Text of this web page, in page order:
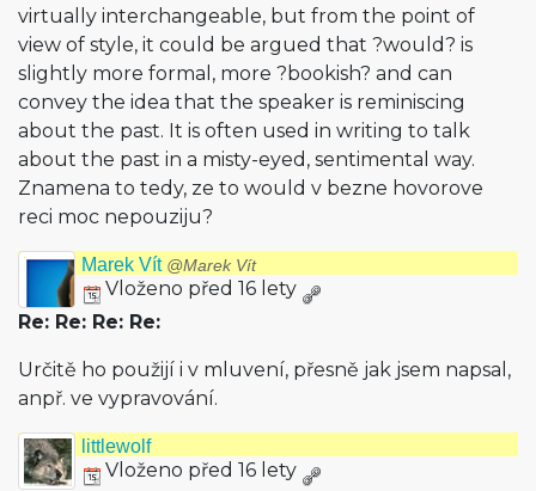
virtually interchangeable, but from the point of
view of style, it could be argued that ?would? is
slightly more formal, more ?bookish? and can
convey the idea that the speaker is reminiscing
about the past. It is often used in writing to talk
about the past in a misty-eyed, sentimental way.
Znamena to tedy, ze to would v bezne hovorove
reci moc nepouziju?
Marek Vít @Marek Vít
Vloženo před 16 lety
Re: Re: Re: Re:
Určitě ho použijí i v mluvení, přesně jak jsem napsal,
anpř. ve vypravování.
littlewolf
Vloženo před 16 lety